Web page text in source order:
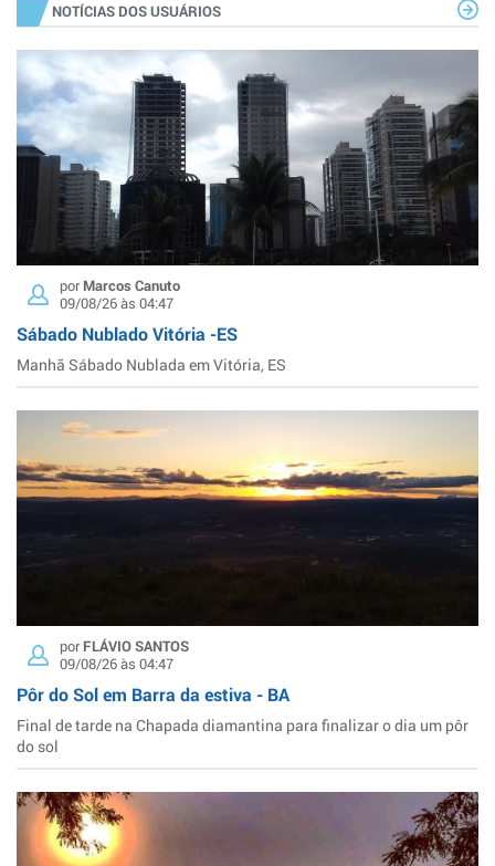
NOTÍCIAS DOS USUÁRIOS
porMarcos Canuto
09/08/26 às 04:47
Sábado Nublado Vitória -ES
Manhã Sábado Nublada em Vitória, ES
porFLÁVIO SANTOS
09/08/26 às 04:47
Pôr do Sol em Barra da estiva - BA
Final de tarde na Chapada diamantina para finalizar o dia um pôr
do sol